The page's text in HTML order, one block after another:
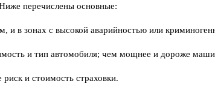
перечислены основные:
в зонах с высокой аварийностью или
и тип автомобиля; чем мощнее и дороже
и стоимость страховки.